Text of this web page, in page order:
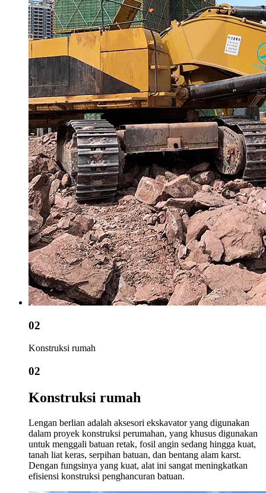
02
Konstruksi rumah
02
Konstruksi rumah
Lengan berlian adalah aksesori ekskavator yang digunakan
dalam proyek konstruksi perumahan, yang khusus digunakan
untuk menggali batuan retak, fosil angin sedang hingga kuat,
tanah liat keras, serpihan batuan, dan bentang alam karst.
Dengan fungsinya yang kuat, alat ini sangat meningkatkan
efisiensi konstruksi penghancuran batuan.